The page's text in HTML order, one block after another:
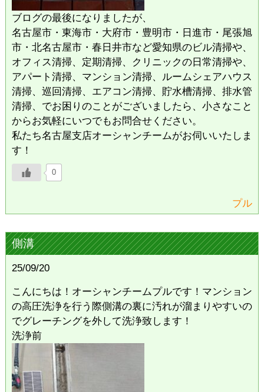
ブログの最後になりましたが、
名古屋市・東海市・大府市・豊明市・日進市・尾張旭
市・北名古屋市・春日井市など愛知県のビル清掃や、
オフィス清掃、定期清掃、クリニックの日常清掃や、
アパート清掃、マンション清掃、ルームシェアハウス
清掃、巡回清掃、エアコン清掃、貯水槽清掃、排水管
清掃、でお困りのことがございましたら、小さなこと
からお気軽にいつでもお問合せください。
私たち名古屋支店オーシャンチームがお伺いいたしま
す！
0
プル
側溝
25/09/20
こんにちは！オーシャンチームプルです！マンション
の高圧洗浄を行う際側溝の裏に汚れが溜まりやすいの
でグレーチングを外して洗浄致します！
洗浄前